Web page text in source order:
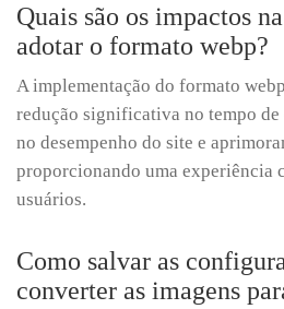
Quais são os impactos
adotar o formato webp?
A implementação do formato
redução significativa no tempo
no desempenho do site e
proporcionando uma experiência
usuários.
Como salvar as
converter as imagens